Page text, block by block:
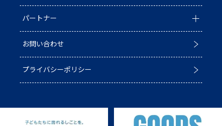
ACADEMY
青鮫祭り2026
第4戦ホストゲーム
第3戦ホストゲーム
第1戦ホストゲーム
ホストのご案内
パートナー
パートナー一覧
パートナー募集
お問い合わせ
プライバシーポリシー